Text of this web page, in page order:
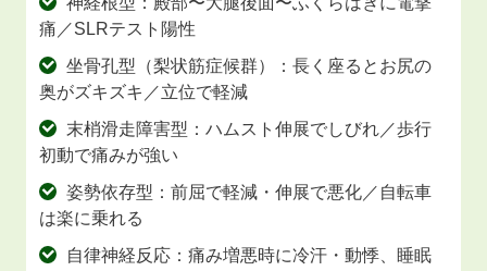
痛／SLRテスト陽性
坐骨孔型（梨状筋症候群）：長く座るとお尻の
奥がズキズキ／立位で軽減
末梢滑走障害型：ハムスト伸展でしびれ／歩行
初動で痛みが強い
姿勢依存型：前屈で軽減・伸展で悪化／自転車
は楽に乗れる
自律神経反応：痛み増悪時に冷汗・動悸、睡眠